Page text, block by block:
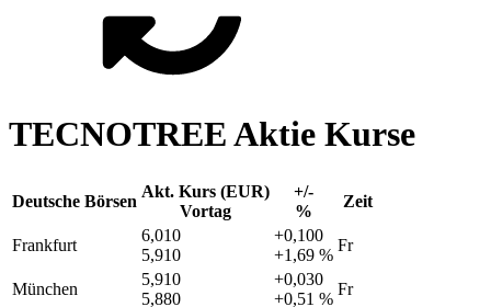
TECNOTREE Aktie Kurse
Deutsche Börsen
Akt. Kurs (EUR)
Vortag
+/-
%
Zeit
Frankfurt
6,010
5,910
+0,100
+1,69 %
Fr
München
5,910
5,880
+0,030
+0,51 %
Fr